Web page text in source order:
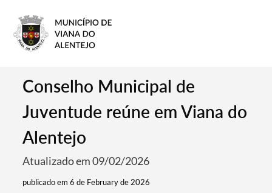
Conselho Municipal de
Juventude reúne em Viana do
Alentejo
Atualizado em 09/02/2026
publicado em 6 de February de 2026